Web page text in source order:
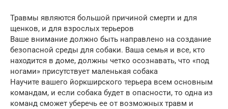
Травмы являются большой причиной смерти и для
щенков, и для взрослых терьеров
Ваше внимание должно быть направлено на создание
безопасной среды для собаки. Ваша семья и все, кто
находится в доме, должны четко осознавать, что «под
ногами» присутствует маленькая собака
Научите вашего йоркширского терьера всем основным
командам, и если собака будет в опасности, то одна из
команд сможет уберечь ее от возможных травм и